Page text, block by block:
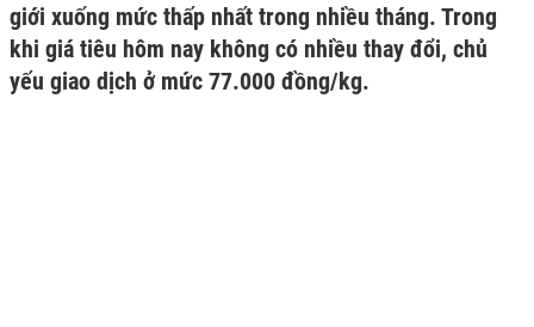
giới xuống mức thấp nhất trong nhiều tháng. Trong
khi giá tiêu hôm nay không có nhiều thay đổi, chủ
yếu giao dịch ở mức 77.000 đồng/kg.